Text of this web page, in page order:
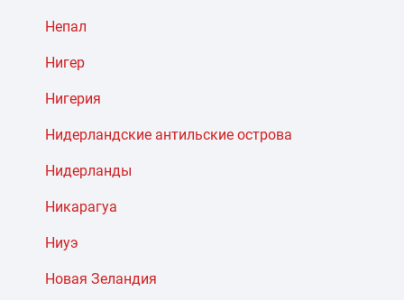
Непал
Нигер
Нигерия
Нидерландские антильские острова
Нидерланды
Никарагуа
Ниуэ
Новая Зеландия